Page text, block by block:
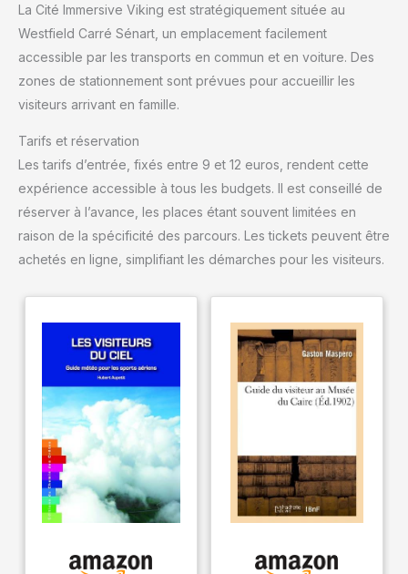
La Cité Immersive Viking est stratégiquement située au
Westfield Carré Sénart, un emplacement facilement
accessible par les transports en commun et en voiture. Des
zones de stationnement sont prévues pour accueillir les
visiteurs arrivant en famille.
Tarifs et réservation
Les tarifs d’entrée, fixés entre 9 et 12 euros, rendent cette
expérience accessible à tous les budgets. Il est conseillé de
réserver à l’avance, les places étant souvent limitées en
raison de la spécificité des parcours. Les tickets peuvent être
achetés en ligne, simplifiant les démarches pour les visiteurs.